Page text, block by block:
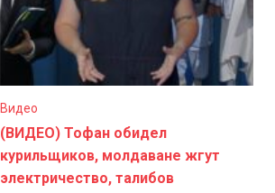
Видео
(ВИДЕО) Тофан обидел
курильщиков, молдаване жгут
электричество, талибов